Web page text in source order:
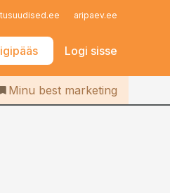
aripaev.ee
Logi sisse
Iseteenindus
Bestmarketing
Minu best marketing